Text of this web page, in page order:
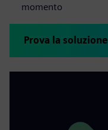
momento
Prova la soluzione